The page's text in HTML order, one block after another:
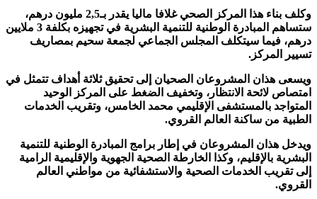
وكلف بناء هذا المركز الصحي غلافا ماليا يقدر بـ2,5 مليون درهم،
ستساهم المبادرة الوطنية للتنمية البشرية في تجهيزه بكلفة 3 ملايين
درهم، فيما سيتكلف المجلس الجماعي لجمعة سحيم بمصاريف
تسيير المركز.
ويسعى هذان المشروعان الصحيان إلى تحقيق ثلاثة أهداف تتمثل في
امتصاص لائحة الانتظار، وتخفيف الضغط على المركز الوحيد
المتواجد بالمستشفى الإقليمي محمد الخامس، وتقريب الخدمات
الطبية من ساكنة العالم القروي.
ويدخل هذان المشروعان في إطار برامج المبادرة الوطنية للتنمية
البشرية بالإقليم، وكذا الخارطة الصحية الجهوية والإقليمية الرامية
إلى تقريب الخدمات الصحية والاستشفائية من مواطني العالم
القروي.